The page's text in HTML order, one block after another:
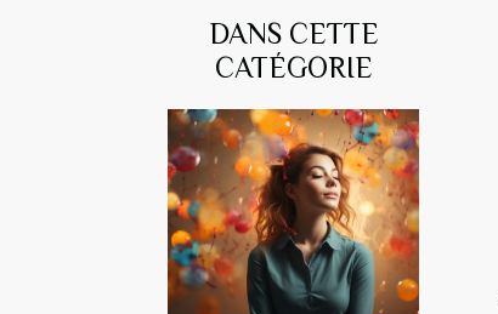
DANS CETTE
CATÉGORIE